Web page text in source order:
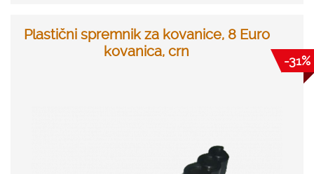
Plastični spremnik za kovanice, 8 Euro
kovanica, crn
-31%